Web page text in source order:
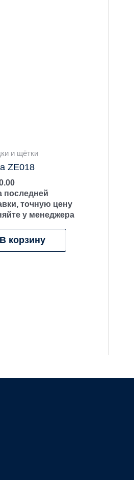
и щётки
ZE018
последней
точную цену
у менеджера
В корзину